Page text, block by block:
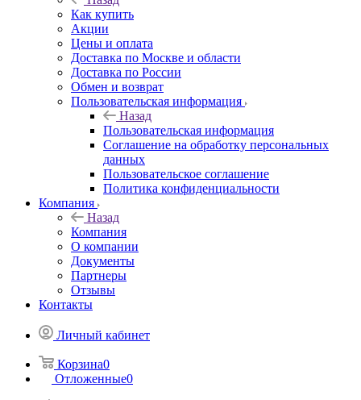
Как купить
Акции
Цены и оплата
Доставка по Москве и области
Доставка по России
Обмен и возврат
Пользовательская информация
Назад
Пользовательская информация
Соглашение на обработку персональных
данных
Пользовательское соглашение
Политика конфиденциальности
Компания
Назад
Компания
О компании
Документы
Партнеры
Отзывы
Контакты
Личный кабинет
Корзина0
Отложенные0